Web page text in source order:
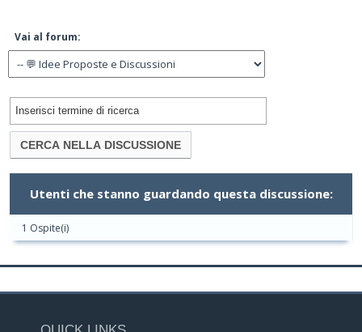
Vai al forum:
Utenti che stanno guardando questa discussione:
1 Ospite(i)